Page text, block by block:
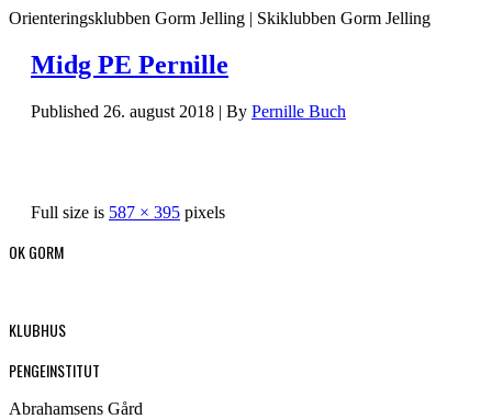
Orienteringsklubben Gorm Jelling | Skiklubben Gorm Jelling
Midg PE Pernille
Published 26. august 2018 | By Pernille Buch
Full size is 587 × 395 pixels
OK GORM
KLUBHUS
PENGEINSTITUT
Abrahamsens Gård